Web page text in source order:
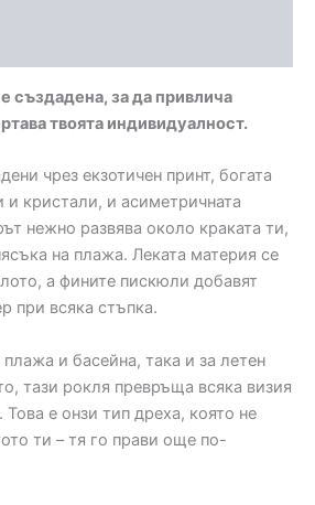
създадена, за да привлича
твоята индивидуалност.
чрез екзотичен принт, богата
кристали, и асиметричната
нежно развява около краката ти,
на плажа. Леката материя се
а фините пискюли добавят
при всяка стъпка.
и басейна, така и за летен
тази рокля превръща всяка визия
Това е онзи тип дреха, която не
ти – тя го прави още по-